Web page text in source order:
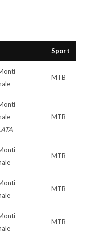
Sport
MTB
MTB
MTB
MTB
MTB